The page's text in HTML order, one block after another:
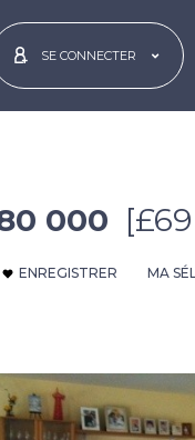
SE CONNECTER
000
ENREGISTRER MA